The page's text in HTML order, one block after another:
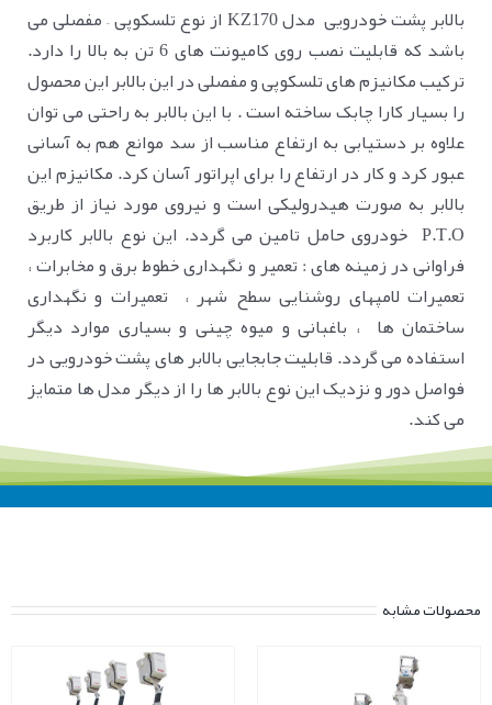
بالابر پشت خودرویی مدل KZ170 از نوع تلسکوپی – مفصلی می
باشد که قابلیت نصب روی کامیونت های 6 تن به بالا را دارد.
ترکیب مکانیزم های تلسکوپی و مفصلی در این بالابر این محصول
را بسیار کارا چابک ساخته است . با این بالابر به راحتی می توان
علاوه بر دستیابی به ارتفاع مناسب از سد موانع هم به آسانی
عبور کرد و کار در ارتفاع را برای اپراتور آسان کرد. مکانیزم این
بالابر به صورت هیدرولیکی است و نیروی مورد نیاز از طریق
P.T.O خودروی حامل تامین می گردد. این نوع بالابر کاربرد
فراوانی در زمینه های : تعمیر و نگهداری خطوط برق و مخابرات ،
تعمیرات لامپهای روشنایی سطح شهر ، تعمیرات و نگهداری
ساختمان ها ، باغبانی و میوه چینی و بسیاری موارد دیگر
استفاده می گردد. قابلیت جابجایی بالابر های پشت خودرویی در
فواصل دور و نزدیک این نوع بالابر ها را از دیگر مدل ها متمایز
می کند.
محصولات مشابه